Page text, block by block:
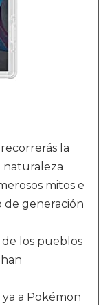
la
naturaleza
mitos e
de generación
de los pueblos
a Pokémon